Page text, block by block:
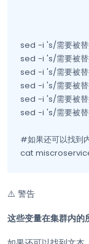
sed -i 's/需要被替
sed -i 's/需要被
sed -i 's/需要被替
sed -i 's/需要被
sed -i 's/需要被替
sed -i 's/需要被替
#如果还可以找到
cat
⚠️ 警告
这些变量在集群内的